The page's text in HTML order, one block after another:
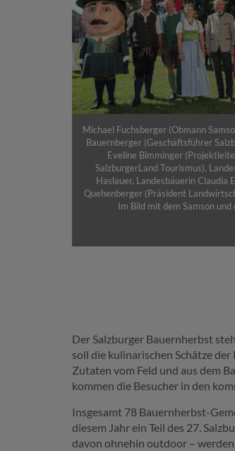
Michael Fuchsberger (Obmann
Bauernberger (Geschäftsführer
Eveline Bimminger
SalzburgerLand Tourismus),
Haslauer, Landesbäuerin Claudia
Quehenberger (Präsident
Im Bild mit dem Samson und
Der Salzburger Bauernherbst
soll die kulinarischen Schätze
Zutaten vom Feld und aus dem
kommen die Besucher in den
Insgesamt 78 Bauernherbst-
diesem Jahr ein Teil des 27.
davon ohnehin outdoor –